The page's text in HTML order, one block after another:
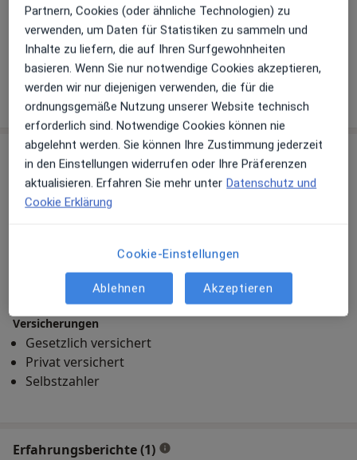
Dr. med. Matthias Bernoth
Urologe, Onkologe
17 Bewertungen
Praxis
Praxis Dr.med. Matthias Bernoth Facharzt für Urologie
Rollestr. 29, 39128 Magdeburg
Versicherungen
Gesetzlich versichert
Privat versichert
Selbstzahler
Erfahrungsberichte (1)
Partnern, Cookies (oder ähnliche Technologien) zu
verwenden, um Daten für Statistiken zu sammeln und
Inhalte zu liefern, die auf Ihren Surfgewohnheiten
basieren. Wenn Sie nur notwendige Cookies akzeptieren,
werden wir nur diejenigen verwenden, die für die
ordnungsgemäße Nutzung unserer Website technisch
erforderlich sind. Notwendige Cookies können nie
abgelehnt werden. Sie können Ihre Zustimmung jederzeit
in den Einstellungen widerrufen oder Ihre Präferenzen
aktualisieren. Erfahren Sie mehr unter Datenschutz und
Cookie Erklärung
Cookie-Einstellungen
Ablehnen Akzeptieren